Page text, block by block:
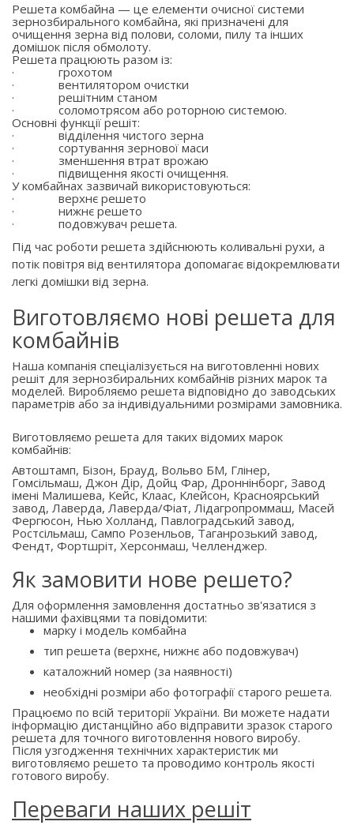
Решета комбайна — це елементи очисної системи
зернозбирального комбайна, які призначені для
очищення зерна від полови, соломи, пилу та інших
домішок після обмолоту.
Решета працюють разом із:
·
грохотом
·
вентилятором очистки
·
решітним станом
·
соломотрясом або роторною системою.
Основні функції решіт:
·
відділення чистого зерна
·
сортування зернової маси
·
зменшення втрат врожаю
·
підвищення якості очищення.
У комбайнах зазвичай використовуються:
·
верхнє решето
·
нижнє решето
·
подовжувач решета.
Під час роботи решета здійснюють коливальні рухи, а
потік повітря від вентилятора допомагає відокремлювати
легкі домішки від зерна.
Виготовляємо нові решета для
комбайнів
Наша компанія спеціалізується на виготовленні нових
решіт для зернозбиральних комбайнів різних марок та
моделей. Виробляємо решета відповідно до заводських
параметрів або за індивідуальними розмірами замовника.
Виготовляємо решета для таких відомих марок
комбайнів:
Автоштамп, Бізон, Брауд, Вольво БМ, Глінер,
Гомсільмаш, Джон Дір, Дойц Фар, Дроннінборг, Завод
імені Малишева, Кейс, Клаас, Клейсон, Красноярський
завод, Лаверда, Лаверда/Фіат, Лідагропроммаш, Масей
Фергюсон, Нью Холланд, Павлоградський завод,
Ростсільмаш, Сампо Розенльов, Таганрозький завод,
Фендт, Фортшріт, Херсонмаш, Челленджер.
Як замовити нове решето?
Для оформлення замовлення достатньо зв'язатися з
нашими фахівцями та повідомити:
марку і модель комбайна
тип решета (верхнє, нижнє або подовжувач)
каталожний номер (за наявності)
необхідні розміри або фотографії старого решета.
Працюємо по всій території України. Ви можете надати
інформацію дистанційно або відправити зразок старого
решета для точного виготовлення нового виробу.
Після узгодження технічних характеристик ми
виготовляємо решето та проводимо контроль якості
готового виробу.
Переваги наших решіт